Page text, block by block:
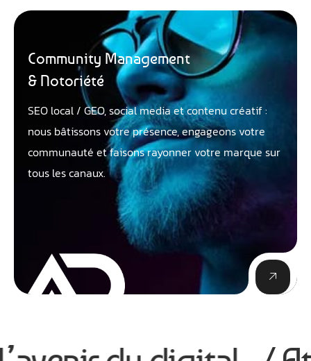
Community Management
& Notoriété
SEO local / GEO, social media et contenu créatif :
nous bâtissons votre présence, engageons votre
communauté et faisons rayonner votre marque sur
tous les canaux.